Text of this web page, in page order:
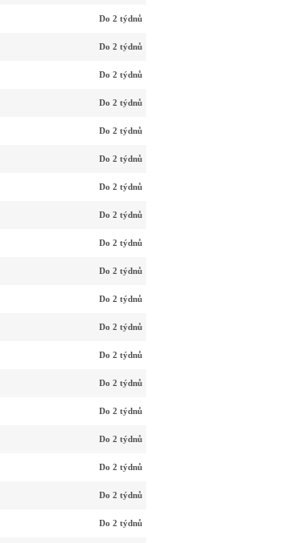
Do 2 týdnů
Do 2 týdnů
Do 2 týdnů
Do 2 týdnů
Do 2 týdnů
Do 2 týdnů
Do 2 týdnů
Do 2 týdnů
Do 2 týdnů
Do 2 týdnů
Do 2 týdnů
Do 2 týdnů
Do 2 týdnů
Do 2 týdnů
Do 2 týdnů
Do 2 týdnů
Do 2 týdnů
Do 2 týdnů
Do 2 týdnů